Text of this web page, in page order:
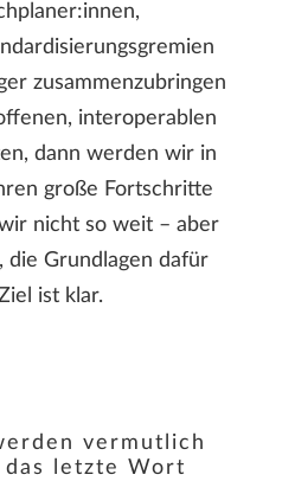
zusammenzubringen
interoperablen
dann werden wir in
große Fortschritte
nicht so weit – aber
die Grundlagen dafür
ist klar.
vermutlich
das letzte Wort